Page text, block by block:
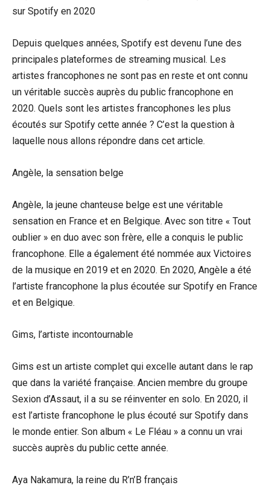
sur Spotify en 2020
Depuis quelques années, Spotify est devenu l’une des
principales plateformes de streaming musical. Les
artistes francophones ne sont pas en reste et ont connu
un véritable succès auprès du public francophone en
2020. Quels sont les artistes francophones les plus
écoutés sur Spotify cette année ? C’est la question à
laquelle nous allons répondre dans cet article.
Angèle, la sensation belge
Angèle, la jeune chanteuse belge est une véritable
sensation en France et en Belgique. Avec son titre « Tout
oublier » en duo avec son frère, elle a conquis le public
francophone. Elle a également été nommée aux Victoires
de la musique en 2019 et en 2020. En 2020, Angèle a été
l’artiste francophone la plus écoutée sur Spotify en France
et en Belgique.
Gims, l’artiste incontournable
Gims est un artiste complet qui excelle autant dans le rap
que dans la variété française. Ancien membre du groupe
Sexion d’Assaut, il a su se réinventer en solo. En 2020, il
est l’artiste francophone le plus écouté sur Spotify dans
le monde entier. Son album « Le Fléau » a connu un vrai
succès auprès du public cette année.
Aya Nakamura, la reine du R’n’B français